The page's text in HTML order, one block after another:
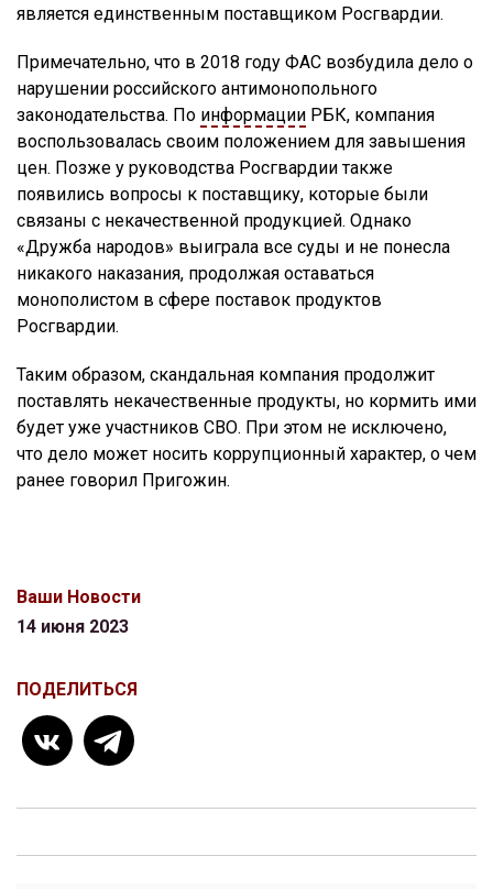
является единственным поставщиком Росгвардии.
Примечательно, что в 2018 году ФАС возбудила дело о
нарушении российского антимонопольного
законодательства. По информации РБК, компания
воспользовалась своим положением для завышения
цен. Позже у руководства Росгвардии также
появились вопросы к поставщику, которые были
связаны с некачественной продукцией. Однако
«Дружба народов» выиграла все суды и не понесла
никакого наказания, продолжая оставаться
монополистом в сфере поставок продуктов
Росгвардии.
Таким образом, скандальная компания продолжит
поставлять некачественные продукты, но кормить ими
будет уже участников СВО. При этом не исключено,
что дело может носить коррупционный характер, о чем
ранее говорил Пригожин.
Ваши Новости
14 июня 2023
ПОДЕЛИТЬСЯ